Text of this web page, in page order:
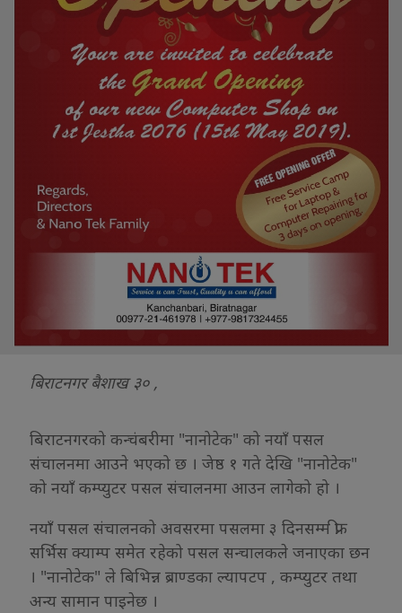
बिराटनगर बैशाख ३० ,
बिराटनगरको कन्चंबरीमा "नानोटेक" को नयाँ पसल
संचालनमा आउने भएको छ । जेष्ठ १ गते देखि "नानोटेक"
को नयाँ कम्प्युटर पसल संचालनमा आउन लागेको हो ।
नयाँ पसल संचालनको अवसरमा पसलमा ३ दिनसम्म फ्री
सर्भिस क्याम्प समेत रहेको पसल सन्चालकले जनाएका छन
। "नानोटेक" ले बिभिन्न ब्राण्डका ल्यापटप , कम्प्युटर तथा
अन्य सामान पाइनेछ ।